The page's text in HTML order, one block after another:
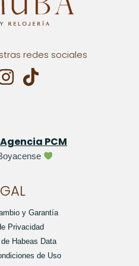
redes sociales
Agencia PCM
y Garantía
Privacidad
Habeas Data
de Uso